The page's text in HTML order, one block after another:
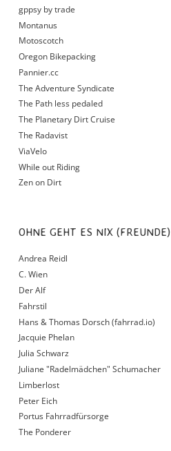
gppsy by trade
Montanus
Motoscotch
Oregon Bikepacking
Pannier.cc
The Adventure Syndicate
The Path less pedaled
The Planetary Dirt Cruise
The Radavist
ViaVelo
While out Riding
Zen on Dirt
OHNE GEHT ES NIX (FREUNDE)
Andrea Reidl
C. Wien
Der Alf
Fahrstil
Hans & Thomas Dorsch (fahrrad.io)
Jacquie Phelan
Julia Schwarz
Juliane "Radelmädchen" Schumacher
Limberlost
Peter Eich
Portus Fahrradfürsorge
The Ponderer